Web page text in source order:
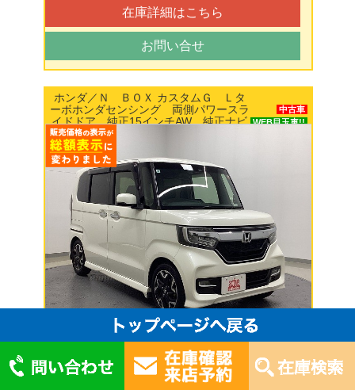
在庫詳細はこちら
お問い合せ
ホンダ／Ｎ ＢＯＸ カスタムＧ Ｌタ
ーボホンダセンシング 両側パワースラ
イドドア 純正15インチAW 純正ナビ
TV バックカメラ ドラレコ
中古車
WEB目玉車!!
支払総額 （税込）109.8